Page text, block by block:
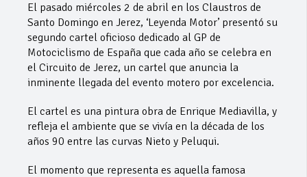
El pasado miércoles 2 de abril en los Claustros de
Santo Domingo en Jerez, ‘Leyenda Motor’ presentó su
segundo cartel oficioso dedicado al GP de
Motociclismo de España que cada año se celebra en
el Circuito de Jerez, un cartel que anuncia la
inminente llegada del evento motero por excelencia.
El cartel es una pintura obra de Enrique Mediavilla, y
refleja el ambiente que se vivía en la década de los
años 90 entre las curvas Nieto y Peluqui.
El momento que representa es aquella famosa